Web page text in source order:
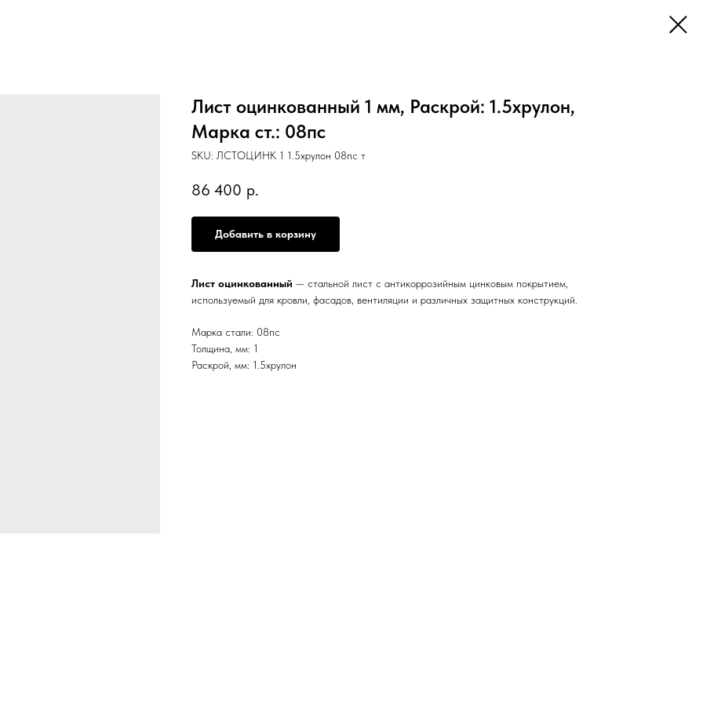
Лист оцинкованный 1 мм, Раскрой: 1.5хрулон,
Марка ст.: 08пс
SKU: ЛСТОЦИНК 1 1.5хрулон 08пс т
86 400 р.
Добавить в корзину
Лист оцинкованный — стальной лист с антикоррозийным цинковым покрытием,
используемый для кровли, фасадов, вентиляции и различных защитных конструкций.
Марка стали: 08пс
Толщина, мм: 1
Раскрой, мм: 1.5хрулон